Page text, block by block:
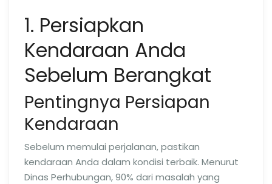
1. Persiapkan
Kendaraan Anda
Sebelum Berangkat
Pentingnya Persiapan
Kendaraan
Sebelum memulai perjalanan, pastikan
kendaraan Anda dalam kondisi terbaik. Menurut
Dinas Perhubungan, 90% dari masalah yang